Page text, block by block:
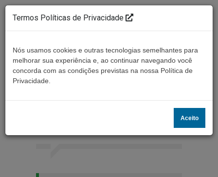
Resultados da busca
Buscar
Termos Políticas de Privacidade
Nós usamos cookies e outras tecnologias semelhantes para
melhorar sua experiência e, ao continuar navegando você
concorda com as condições previstas na nossa Política de
Privacidade.
Aceito